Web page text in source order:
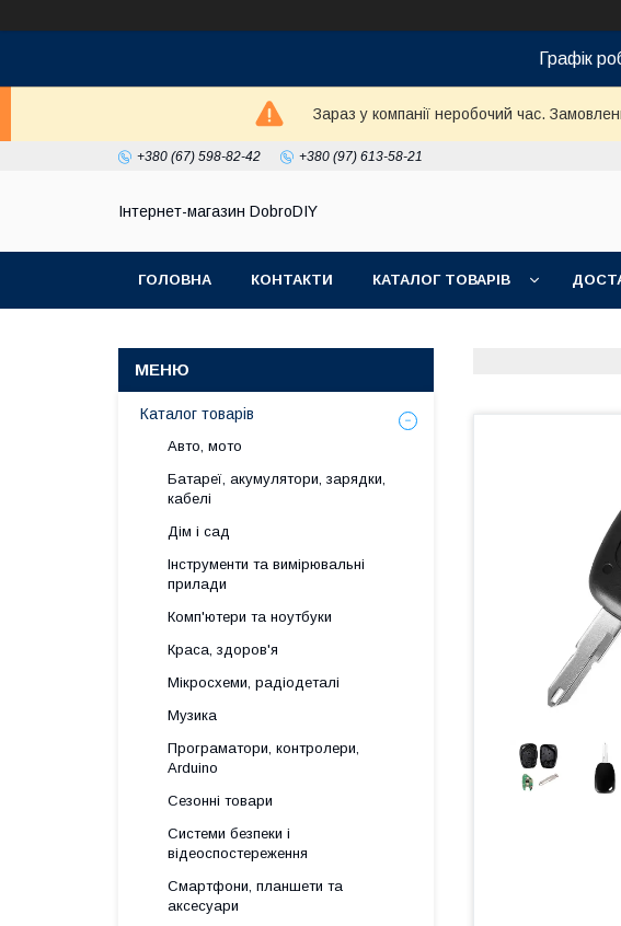
Графік
Зараз у компанії неробочий час.
+380 (67) 598-82-42 +380 (97) 613-58-21
Інтернет-магазин DobroDIY
ГОЛОВНА КОНТАКТИ КАТАЛОГ ТОВАРІВ
Каталог товарів
Авто, мото
Батареї, акумулятори, зарядки,
кабелі
Дім і сад
Інструменти та вимірювальні
прилади
Комп'ютери та ноутбуки
Краса, здоров'я
Мікросхеми, радіодеталі
Музика
Програматори, контролери,
Arduino
Сезонні товари
Системи безпеки і
відеоспостереження
Смартфони, планшети та
аксесуари